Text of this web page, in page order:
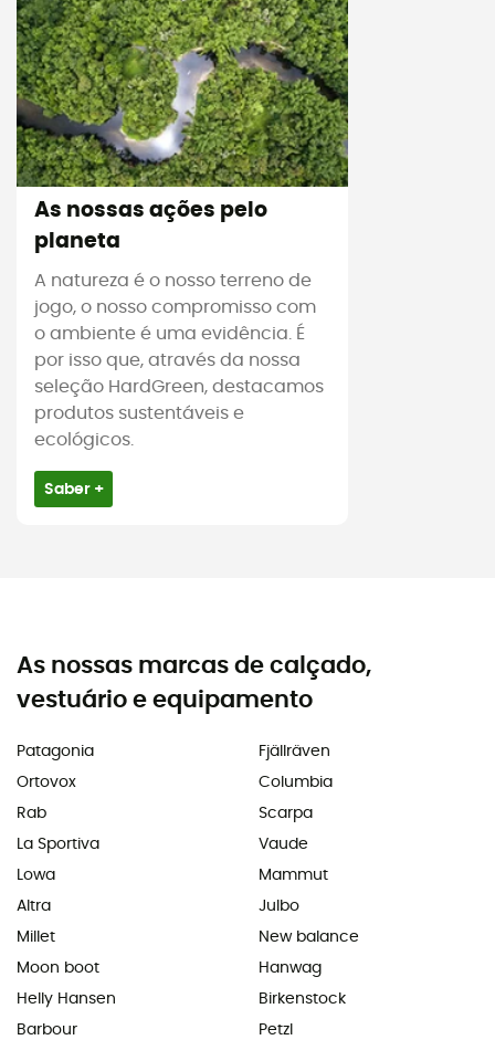
As nossas ações pelo
planeta
A natureza é o nosso terreno de
jogo, o nosso compromisso com
o ambiente é uma evidência. É
por isso que, através da nossa
seleção HardGreen, destacamos
produtos sustentáveis e
ecológicos.
Saber +
As nossas marcas de calçado,
vestuário e equipamento
Patagonia
Ortovox
Rab
La Sportiva
Lowa
Altra
Millet
Moon boot
Helly Hansen
Barbour
Fjällräven
Columbia
Scarpa
Vaude
Mammut
Julbo
New balance
Hanwag
Birkenstock
Petzl